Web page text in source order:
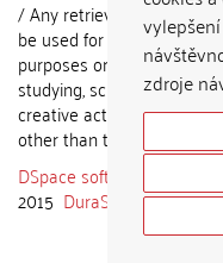
zdroje
/ Any retrieved
be used for any
purposes or claimed as
studying, scientific or any
creative activities of any
other than the author.
DSpace software
2015 DuraSpace